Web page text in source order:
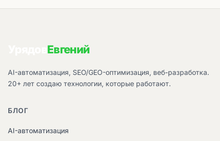
Евгений
AI-автоматизация, SEO/GEO-оптимизация, веб-разработка.
20+ лет создаю технологии, которые работают.
БЛОГ
AI-автоматизация